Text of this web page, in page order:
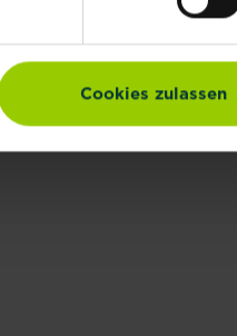
Cookies zulassen
Wasser. Gieße deine
aus, z.B.SUBSTRAL®️
auf die Bedürfnisse
sind sehr